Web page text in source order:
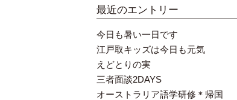
最近のエントリー
今日も暑い一日です
江戸取キッズは今日も元気
えどとりの実
三者面談2DAYS
オーストラリア語学研修＊帰国